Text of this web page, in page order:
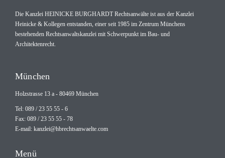
Die Kanzlei HEINICKE BURGHARDT Rechtsanwälte ist aus der Kanzlei
Heinicke & Kollegen entstanden, einer seit 1985 im Zentrum Münchens
bestehenden Rechtsanwaltskanzlei mit Schwerpunkt im Bau- und
Architektenrecht.
München
Holzstrasse 13 a - 80469 München
Tel: 089 / 23 55 55 - 6
Fax: 089 / 23 55 55 - 78
E-mail: kanzlei@hbrechtsanwaelte.com
Menü